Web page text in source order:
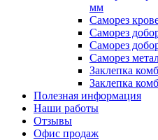
мм
Саморез
Саморез
Саморез
Саморез
Заклепка
Заклепка
Полезная информация
Наши работы
Отзывы
Офис продаж